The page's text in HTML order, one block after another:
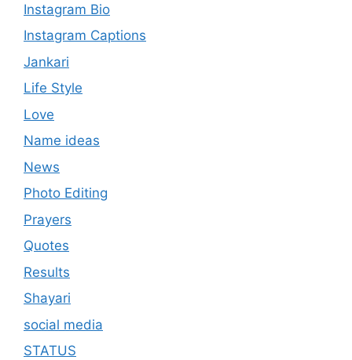
Instagram Bio
Instagram Captions
Jankari
Life Style
Love
Name ideas
News
Photo Editing
Prayers
Quotes
Results
Shayari
social media
STATUS